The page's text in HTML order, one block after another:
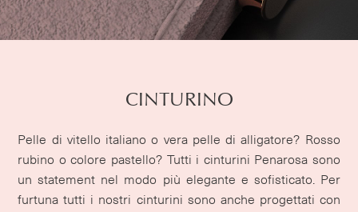
CINTURINO
Pelle di vitello italiano o vera pelle di alligatore? Rosso
rubino o colore pastello? Tutti i cinturini Penarosa sono
un statement nel modo più elegante e sofisticato. Per
furtuna tutti i nostri cinturini sono anche progettati con